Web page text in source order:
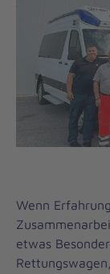
Wenn
etwas